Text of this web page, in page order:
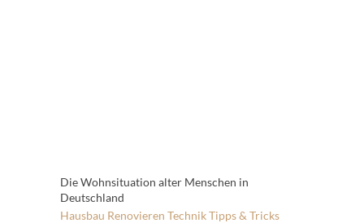
Die Wohnsituation alter Menschen in
Deutschland
Hausbau Renovieren TechnikTipps & Tricks